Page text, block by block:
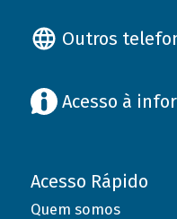
Outros
Acesso à
Acesso Rápido
Quem somos